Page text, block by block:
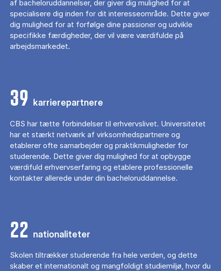
af bacheloruddannelser, der giver dig mulighed for at
specialisere dig inden for dit interesseområde. Dette giver
dig mulighed for at forfølge dine passioner og udvikle
specifikke færdigheder, der vil være værdifulde på
arbejdsmarkedet.
39 karrierepartnere
CBS har tætte forbindelser til erhvervslivet. Universitetet
har et stærkt netværk af virksomhedspartnere og
etablerer ofte samarbejder og praktikmuligheder for
studerende. Dette giver dig mulighed for at opbygge
værdifuld erhvervserfaring og etablere professionelle
kontakter allerede under din bacheloruddannelse.
22 nationaliteter
Skolen tiltrækker studerende fra hele verden, og dette
skaber et internationalt og mangfoldigt studiemiljø, hvor du